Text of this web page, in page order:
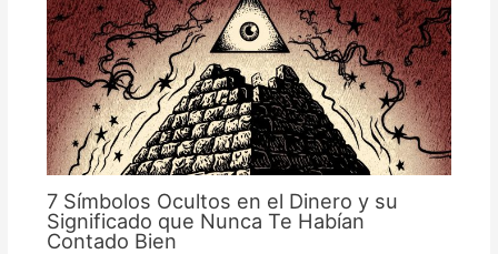
7 Símbolos Ocultos en el Dinero y su
Significado que Nunca Te Habían
Contado Bien